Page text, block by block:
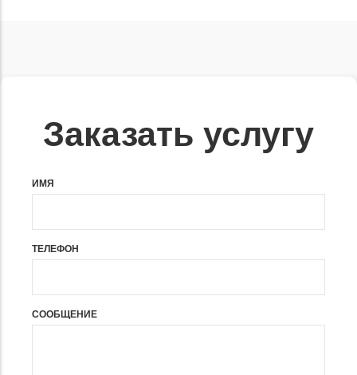
Заказать услугу
ИМЯ
ТЕЛЕФОН
СООБЩЕНИЕ